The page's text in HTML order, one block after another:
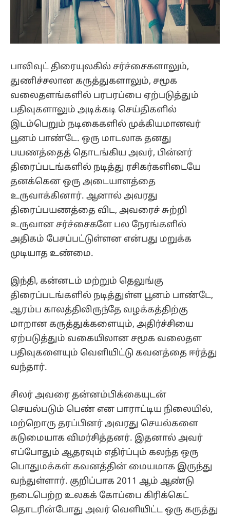
பாலிவுட் திரையுலகில் சர்ச்சைகளாலும்,
துணிச்சலான கருத்துகளாலும், சமூக
வலைதளங்களில் பரபரப்பை ஏற்படுத்தும்
பதிவுகளாலும் அடிக்கடி செய்திகளில்
இடம்பெறும் நடிகைகளில் முக்கியமானவர்
பூனம் பாண்டே. ஒரு மாடலாக தனது
பயணத்தைத் தொடங்கிய அவர், பின்னர்
திரைப்படங்களில் நடித்து ரசிகர்களிடையே
தனக்கென ஒரு அடையாளத்தை
உருவாக்கினார். ஆனால் அவரது
திரைப்பயணத்தை விட, அவரைச் சுற்றி
உருவான சர்ச்சைகளே பல நேரங்களில்
அதிகம் பேசப்பட்டுள்ளன என்பது மறுக்க
முடியாத உண்மை.
இந்தி, கன்னடம் மற்றும் தெலுங்கு
திரைப்படங்களில் நடித்துள்ள பூனம் பாண்டே,
ஆரம்ப காலத்திலிருந்தே வழக்கத்திற்கு
மாறான கருத்துக்களையும், அதிர்ச்சியை
ஏற்படுத்தும் வகையிலான சமூக வலைதள
பதிவுகளையும் வெளியிட்டு கவனத்தை ஈர்த்து
வந்தார்.
சிலர் அவரை தன்னம்பிக்கையுடன்
செயல்படும் பெண் என பாராட்டிய நிலையில்,
மற்றொரு தரப்பினர் அவரது செயல்களை
கடுமையாக விமர்சித்தனர். இதனால் அவர்
எப்போதும் ஆதரவும் எதிர்ப்பும் கலந்த ஒரு
பொதுமக்கள் கவனத்தின் மையமாக இருந்து
வந்துள்ளார். குறிப்பாக 2011 ஆம் ஆண்டு
நடைபெற்ற உலகக் கோப்பை கிரிக்கெட்
தொடரின்போது அவர் வெளியிட்ட ஒரு கருத்து